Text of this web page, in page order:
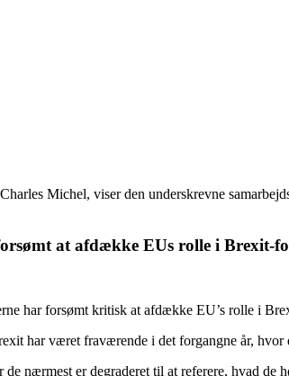
Michel, viser den underskrevne
at afdække EUs rolle i Brexit-
har forsømt kritisk at afdække EU’s rolle i
har været fraværende i det forgangne år,
nærmest er degraderet til at referere, hvad de